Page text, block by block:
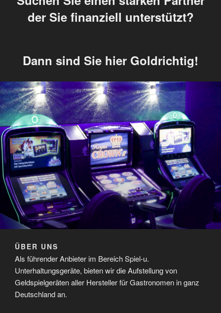
der Sie finanziell unterstützt?
Dann sind Sie hier Goldrichtig!
ÜBER UNS
Als führender Anbieter im Bereich Spiel-u.
Unterhaltungsgeräte, bietenwir die Aufstellung von
Geldspielgeräten aller Hersteller für Gastronomen in ganz
Deutschland an.